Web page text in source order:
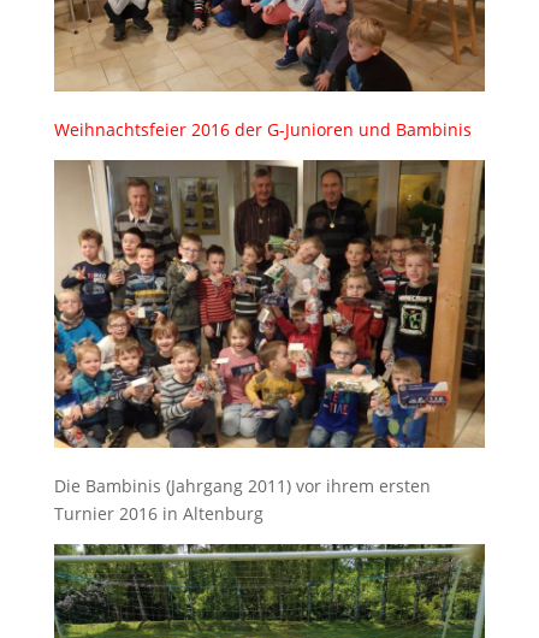
Weihnachtsfeier 2016 der G-Junioren und Bambinis
Die Bambinis (Jahrgang 2011) vor ihrem ersten
Turnier 2016 in Altenburg